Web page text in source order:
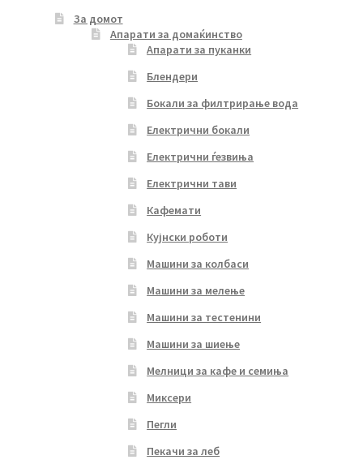
За домот
Апарати за домаќинство
Апарати за пуканки
Блендери
Бокали за филтрирање вода
Електрични бокали
Електрични ѓезвиња
Електрични тави
Кафемати
Кујнски роботи
Машини за колбаси
Машини за мелење
Машини за тестенини
Машини за шиење
Мелници за кафе и семиња
Миксери
Пегли
Пекачи за леб